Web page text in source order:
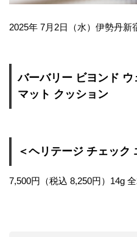
2025年 7月2日（水）伊勢丹新
バーバリー ビヨンド
マット クッション
＜ヘリテージ チェック
7,500円（税込 8,250円）14g